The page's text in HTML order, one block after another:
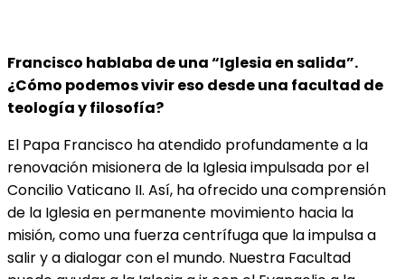
Francisco hablaba de una “Iglesia en salida”.
¿Cómo podemos vivir eso desde una facultad de
teología y filosofía?
El Papa Francisco ha atendido profundamente a la
renovación misionera de la Iglesia impulsada por el
Concilio Vaticano II. Así, ha ofrecido una comprensión
de la Iglesia en permanente movimiento hacia la
misión, como una fuerza centrífuga que la impulsa a
salir y a dialogar con el mundo. Nuestra Facultad